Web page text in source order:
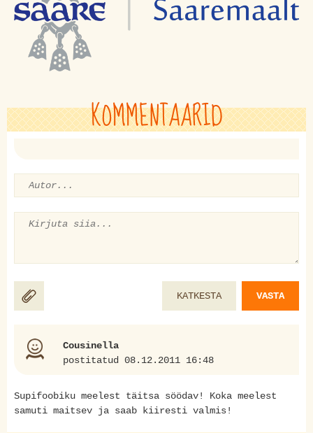
KOMMENTAARID
KATKESTA VASTA
Cousinella
postitatud 08.12.2011 16:48
Supifoobiku meelest täitsa söödav! Koka meelest
samuti maitsev ja saab kiiresti valmis!